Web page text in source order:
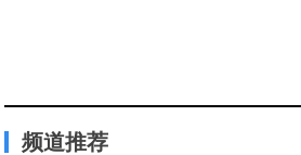
频道推荐